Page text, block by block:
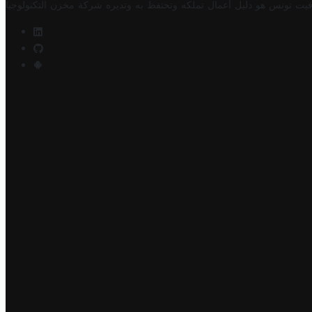
تونس هو دليل أعمال تملكه وتحتفظ به وتديره شركة مخزن التكنولوجيا